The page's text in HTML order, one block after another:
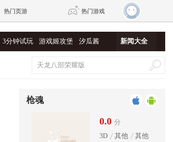
热门页游 热门游戏
新仙侠5
3分钟试玩 游戏姬攻堡 汐瓜酱 新闻大全
枪魂
0.0 分
3D
其他
其他